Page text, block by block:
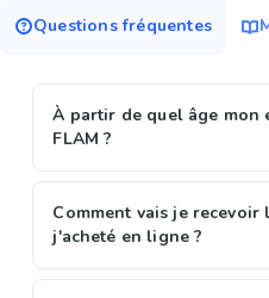
Questions fréquentes
À partir de quel âge
FLAM ?
Comment vais je
j'acheté en ligne ?